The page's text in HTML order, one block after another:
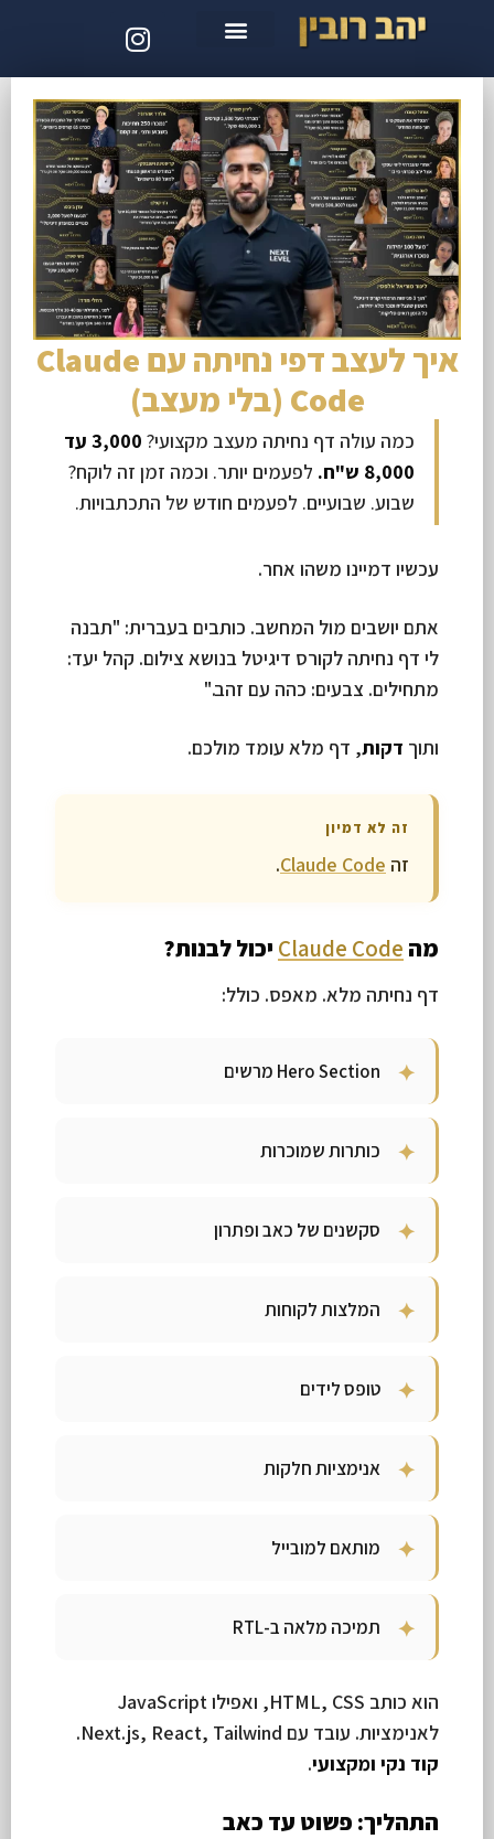
איך לעצב דפי נחיתה עם Claude
Code (בלי מעצב)
כמה עולה דף נחיתה מעצב מקצועי?
3,000 עד
8,000 ש"ח.
לפעמים יותר. וכמה זמן זה לוקח?
שבוע. שבועיים. לפעמים חודש של התכתבויות.
עכשיו דמיינו משהו אחר.
אתם יושבים מול המחשב. כותבים בעברית: "תבנה
לי דף נחיתה לקורס דיגיטל בנושא צילום. קהל יעד:
מתחילים. צבעים: כהה עם זהב."
ותוך דקות, דף מלא עומד מולכם.
זה לא דמיון
זה Claude Code
.
מה Claude Code יכול לבנות?
דף נחיתה מלא. מאפס. כולל:
Hero Section מרשים
כותרות שמוכרות
סקשנים של כאב ופתרון
המלצות לקוחות
טופס לידים
אנימציות חלקות
מותאם למובייל
תמיכה מלאה ב-RTL
הוא כותב HTML, CSS, ואפילו JavaScript
לאנימציות. עובד עם Next.js, React, Tailwind.
קוד נקי ומקצועי.
התהליך: פשוט עד כאב